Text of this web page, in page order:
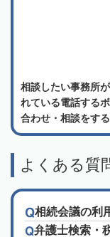
相談したい事務所
れている電話する
合わせ・相談をす
よくある質
相続会議の利
弁護士検索・